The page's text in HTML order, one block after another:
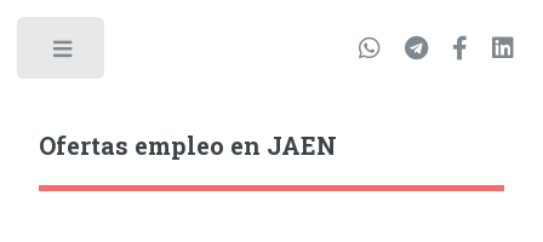
Ofertas empleo en JAEN